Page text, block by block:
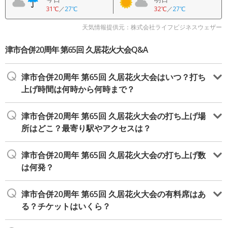
31℃／27℃ 32℃／27℃
天気情報提供元：株式会社ライフビジネスウェザー
津市合併20周年 第65回 久居花火大会Q&A
津市合併20周年 第65回 久居花火大会はいつ？打ち
上げ時間は何時から何時まで？
津市合併20周年 第65回 久居花火大会の打ち上げ場
所はどこ？最寄り駅やアクセスは？
津市合併20周年 第65回 久居花火大会の打ち上げ数
は何発？
津市合併20周年 第65回 久居花火大会の有料席はあ
る？チケットはいくら？